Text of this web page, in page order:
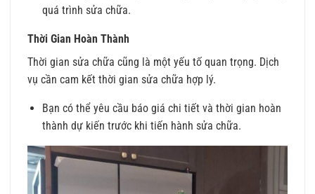
quá trình sửa chữa.
Thời Gian Hoàn Thành
Thời gian sửa chữa cũng là một yếu tố quan trọng. Dịch
vụ cần cam kết thời gian sửa chữa hợp lý.
Bạn có thể yêu cầu báo giá chi tiết và thời gian hoàn
thành dự kiến trước khi tiến hành sửa chữa.